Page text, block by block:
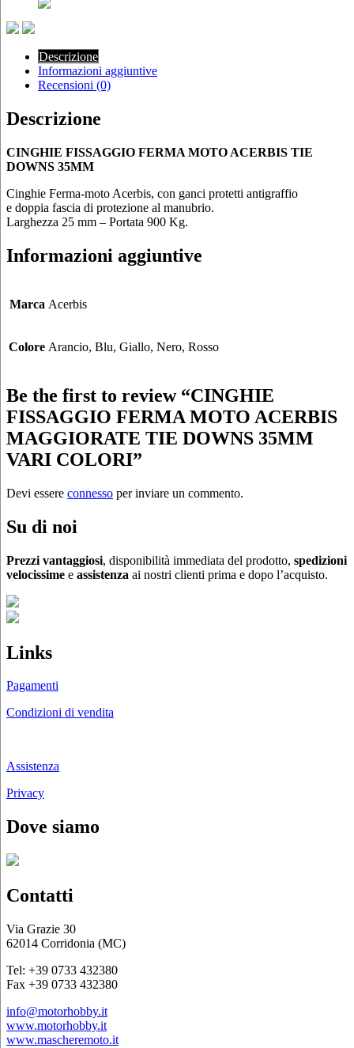
35MM
VARI
COLORI
quantità
Descrizione
Informazioni aggiuntive
Recensioni (0)
Descrizione
CINGHIE FISSAGGIO FERMA MOTO ACERBIS TIE
DOWNS 35MM
Cinghie Ferma-moto Acerbis, con ganci protetti antigraffio
e doppia fascia di protezione al manubrio.
Larghezza 25 mm – Portata 900 Kg.
Informazioni aggiuntive
Marca Acerbis
Colore Arancio, Blu, Giallo, Nero, Rosso
Be the first to review “CINGHIE
FISSAGGIO FERMA MOTO ACERBIS
MAGGIORATE TIE DOWNS 35MM
VARI COLORI”
Devi essere connesso per inviare un commento.
Su di noi
Prezzi vantaggiosi, disponibilità immediata del prodotto, spedizioni
velocissime e assistenza ai nostri clienti prima e dopo l’acquisto.
Links
Pagamenti
Condizioni di vendita
Assistenza
Privacy
Dove siamo
Contatti
Via Grazie 30
62014 Corridonia (MC)
Tel: +39 0733 432380
Fax +39 0733 432380
info@motorhobby.it
www.motorhobby.it
www.mascheremoto.it